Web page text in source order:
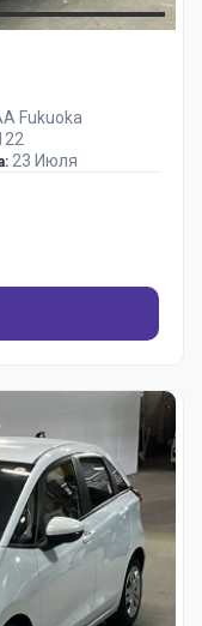
Fukuoka
23 Июля